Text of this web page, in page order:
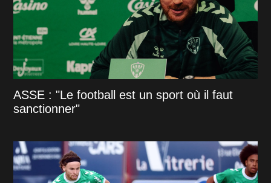
ASSE : "Le football est un sport où il faut
sanctionner"